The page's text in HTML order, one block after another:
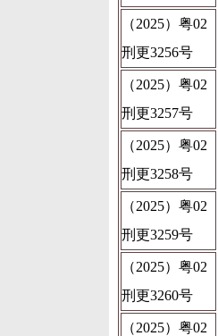
（2025）粤02
刑更3256号
（2025）粤02
刑更3257号
（2025）粤02
刑更3258号
（2025）粤02
刑更3259号
（2025）粤02
刑更3260号
（2025）粤02